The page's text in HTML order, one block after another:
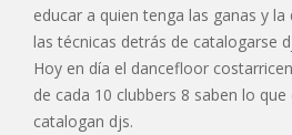
educar a quien tenga las ganas y
las técnicas detrás de catalogarse
Hoy en día el dancefloor
de cada 10 clubbers 8 saben lo
catalogan djs.